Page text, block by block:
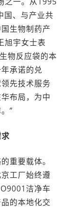
国、与产业共
生物制药产
旭宇女士表
物反应袋的本
承诺的兑
先技术服务
布局，为中
”
重要载体。
工厂始终遵
洁净车
的本地化交